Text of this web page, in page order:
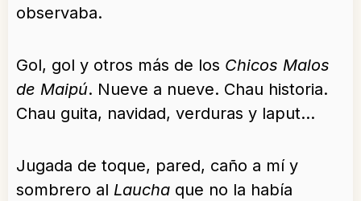
observaba.
Gol, gol y otros más de los Chicos Malos
de Maipú. Nueve a nueve. Chau historia.
Chau guita, navidad, verduras y laput…
Jugada de toque, pared, caño a mí y
sombrero al Laucha que no la había